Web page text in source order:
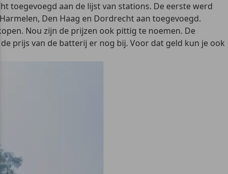
toegevoegd aan de lijst van stations. De eerste werd
Den Haag en Dordrecht aan toegevoegd.
Nou zijn de prijzen ook pittig te noemen. De
prijs van de batterij er nog bij. Voor dat geld kun je ook